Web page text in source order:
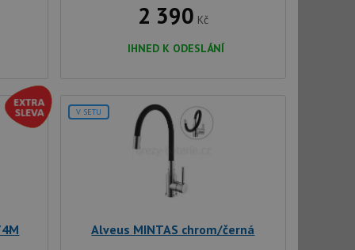
2 390 Kč
IHNED K ODESLÁNÍ
V SETU
Alveus MINTAS chrom/černá
Tento soubor
požadavku
a
relace.
uživatele a
Zaznamenává
ochrany
že jejich
a
používá
koncový uživatel
ale pokud je